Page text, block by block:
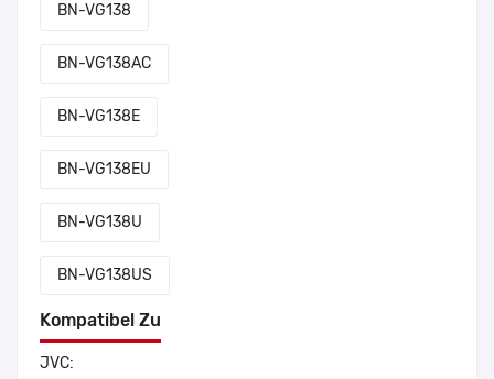
BN-VG138
BN-VG138AC
BN-VG138E
BN-VG138EU
BN-VG138U
BN-VG138US
Kompatibel Zu
JVC: